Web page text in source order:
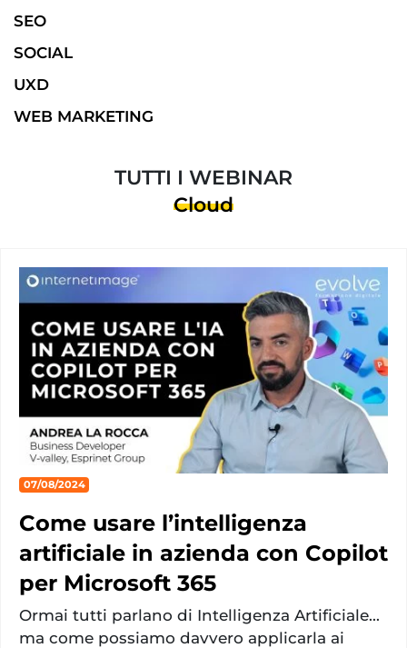
SEO
SOCIAL
UXD
WEB MARKETING
TUTTI I WEBINAR
Cloud
07/08/2024
Come usare l’intelligenza
artificiale in azienda con Copilot
per Microsoft 365
Ormai tutti parlano di Intelligenza Artificiale...
ma come possiamo davvero applicarla ai